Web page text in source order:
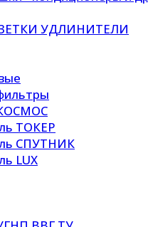
УДЛИНИТЕЛИ
ТОКЕР
СПУТНИК
LUX